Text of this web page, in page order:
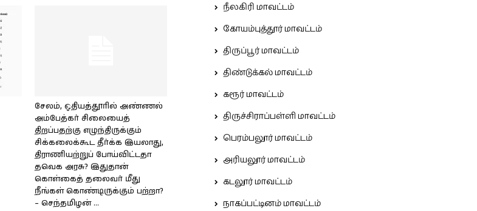
சேலம், ஒதியத்தூரில் அண்ணல்
அம்பேத்கர் சிலையைத்
திறப்பதற்கு எழுந்திருக்கும்
சிக்கலைக்கூட தீர்க்க இயலாது,
திராணியற்றுப் போய்விட்டதா
தவெக அரசு? இதுதான்
கொள்கைத் தலைவர் மீது
நீங்கள் கொண்டிருக்கும் பற்றா?
– செந்தமிழன் ...
நீலகிரி மாவட்டம்
கோயம்புத்தூர் மாவட்டம்
திருப்பூர் மாவட்டம்
திண்டுக்கல் மாவட்டம்
கரூர் மாவட்டம்
திருச்சிராப்பள்ளி மாவட்டம்
பெரம்பலூர் மாவட்டம்
அரியலூர் மாவட்டம்
கடலூர் மாவட்டம்
நாகப்பட்டினம் மாவட்டம்